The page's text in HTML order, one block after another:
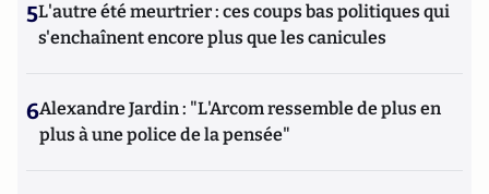
5L'autre été meurtrier : ces coups bas politiques qui
s'enchaînent encore plus que les canicules
6Alexandre Jardin : "L'Arcom ressemble de plus en
plus à une police de la pensée"